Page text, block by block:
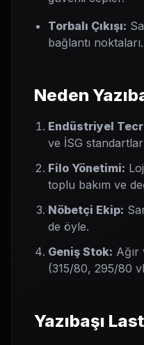
Torbalı Çıkışı:
bağlantı noktaları.
Neden
Endüstriyel
ve İSG
Filo Yönetimi:
toplu bakım ve
Nöbetçi Ekip:
de öyle.
Geniş Stok: Ağır
(315/80, 295/80
Yazıbaşı